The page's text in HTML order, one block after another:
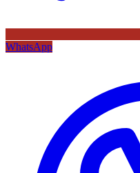
WhatsApp